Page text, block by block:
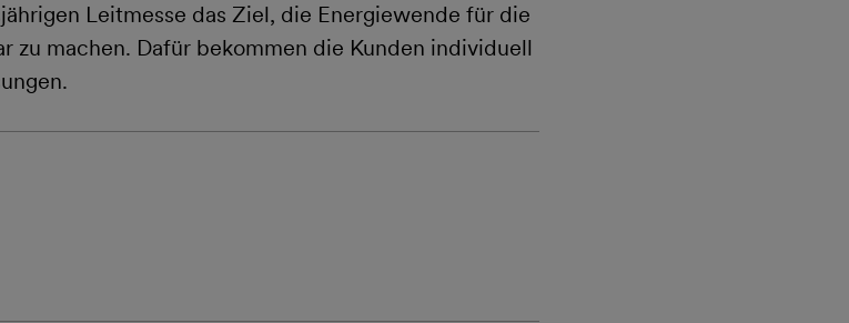
Leitmesse das Ziel, die Energiewende für die
zu machen. Dafür bekommen die Kunden individuell